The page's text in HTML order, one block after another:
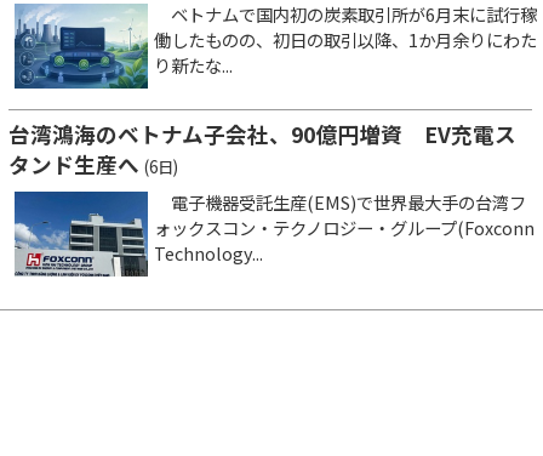
ベトナムで国内初の炭素取引所が6月末に試行稼
働したものの、初日の取引以降、1か月余りにわた
り新たな...
台湾鴻海のベトナム子会社、90億円増資 EV充電ス
タンド生産へ (6日)
電子機器受託生産(EMS)で世界最大手の台湾フ
ォックスコン・テクノロジー・グループ(Foxconn
Technology...